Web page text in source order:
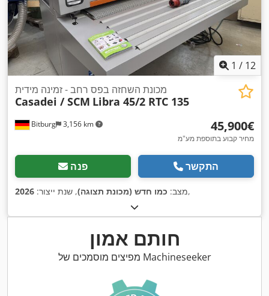
1 / 12
Bitburg 3,156 km
מכונת השחזה בפס רחב - זמינה מידית
Casadei / SCM Libra 45/2 RTC 135
‏45,900 ‏€
מחיר קבוע בתוספת מע"מ
פנה התקשר
מצב: כמו חדש (מכונת תצוגה), שנת ייצור: 2026 ,
חותם אמון
מפיצים מוסמכים של Machineseeker